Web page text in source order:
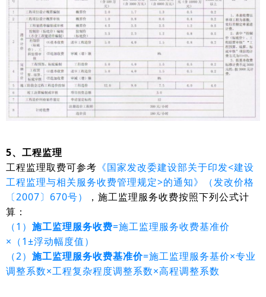
5、工程监理
工程监理取费可参考 《国家发改委建设部关于印发<建设
工程监理与相关服务收费管理规定>的通知》（发改价格
〔2007〕670号）
，施工监理服务收费按照下列公式计
算：
（1） 施工监理服务收费=施工监理服务收费基准价
×（1±浮动幅度值）
（2） 施工监理服务收费基准价=施工监理服务基价×专业
调整系数×工程复杂程度调整系数×高程调整系数